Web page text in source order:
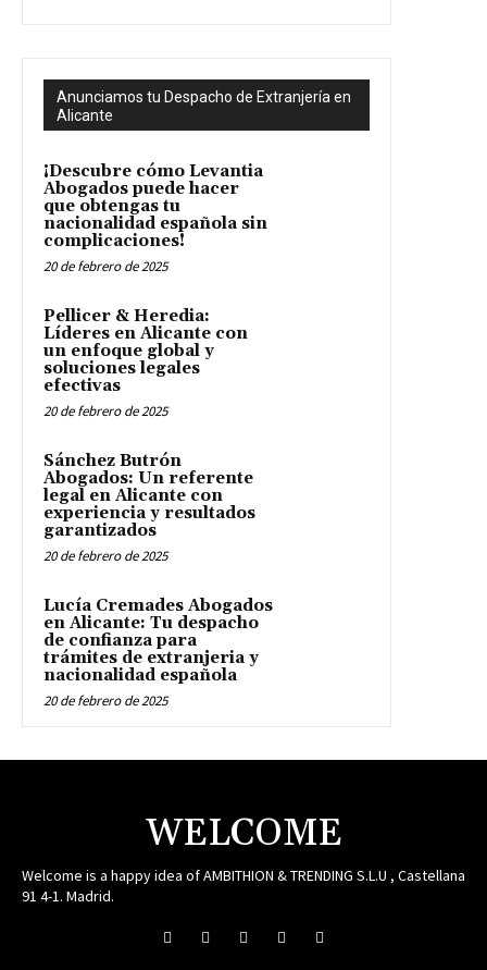
Anunciamos tu Despacho de Extranjería en
Alicante
¡Descubre cómo Levantia
Abogados puede hacer
que obtengas tu
nacionalidad española sin
complicaciones!
20 de febrero de 2025
Pellicer & Heredia:
Líderes en Alicante con
un enfoque global y
soluciones legales
efectivas
20 de febrero de 2025
Sánchez Butrón
Abogados: Un referente
legal en Alicante con
experiencia y resultados
garantizados
20 de febrero de 2025
Lucía Cremades Abogados
en Alicante: Tu despacho
de confianza para
trámites de extranjeria y
nacionalidad española
20 de febrero de 2025
WELCOME
Welcome is a happy idea of AMBITHION & TRENDING S.L.U , Castellana
91 4-1. Madrid.